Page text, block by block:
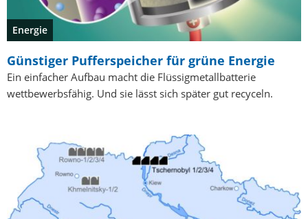
Energie
Günstiger Pufferspeicher für grüne Energie
Ein einfacher Aufbau macht die Flüssigmetallbatterie
wettbewerbsfähig. Und sie lässt sich später gut recyceln.